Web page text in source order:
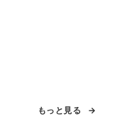
もっと見る